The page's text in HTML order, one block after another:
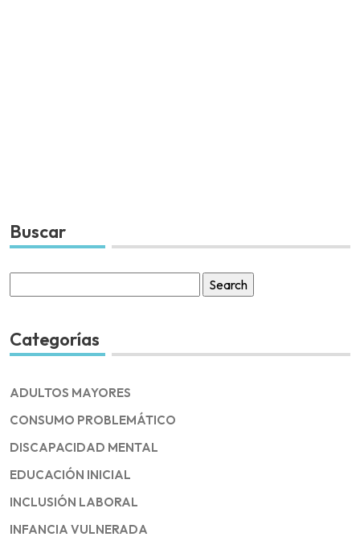
Buscar
for:
Categorías
ADULTOS MAYORES
CONSUMO PROBLEMÁTICO
DISCAPACIDAD MENTAL
EDUCACIÓN INICIAL
INCLUSIÓN LABORAL
INFANCIA VULNERADA